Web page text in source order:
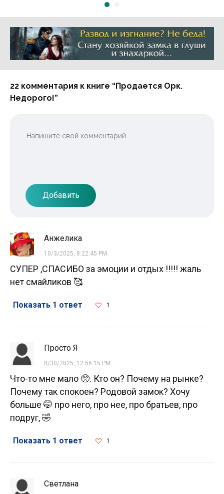
Реклама 16+ АО «ЛитГород»
22 комментария к книге “Продается Орк.
Недорого!”
Добавить
Анжелика
10/3/2025, 8:22:45 PM
СУПЕР ,СПАСИБО за эмоции и отдых !!!!! жаль
нет смайликов 🥰
Показать 1 ответ 1
Просто Я
8/30/2025, 12:56:15 PM
Что-то мне мало 🥺. Кто он? Почему на рынке?
Почему так спокоен? Родовой замок? Хочу
больше 🤭 про него, про нее, про братьев, про
подруг, 🤣
Показать 1 ответ 1
Светлана